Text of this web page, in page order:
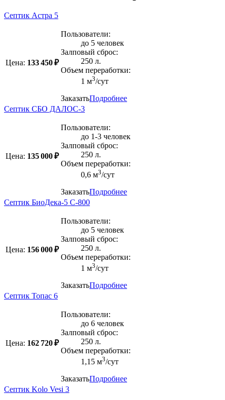
Септик Астра 5
Цена: 133 450 ₽
Пользователи:
до 5 человек
Залповый сброс:
250 л.
Объем переработки:
1 м3/сут
ЗаказатьПодробнее
Септик СБО ДАЛОС-3
Цена: 135 000 ₽
Пользователи:
до 1-3 человек
Залповый сброс:
250 л.
Объем переработки:
0,6 м3/сут
ЗаказатьПодробнее
Септик БиоДека-5 C-800
Цена: 156 000 ₽
Пользователи:
до 5 человек
Залповый сброс:
250 л.
Объем переработки:
1 м3/сут
ЗаказатьПодробнее
Септик Топас 6
Цена: 162 720 ₽
Пользователи:
до 6 человек
Залповый сброс:
250 л.
Объем переработки:
1,15 м3/сут
ЗаказатьПодробнее
Септик Kolo Vesi 3